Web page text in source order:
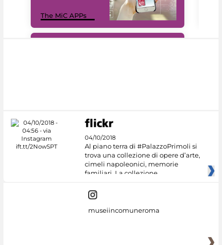
The MiC APPs
04/10/2018
Al piano terra di #PalazzoPrimoli si
trova una collezione di opere d’arte,
cimeli napoleonici, memorie
familiari. La collezione
museiincomuneroma